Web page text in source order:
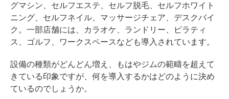
グマシン、セルフエステ、セルフ脱毛、セルフホワイト
ニング、セルフネイル、マッサージチェア、デスクバイ
ク。一部店舗には、カラオケ、ランドリー、ピラティ
ス、ゴルフ、ワークスペースなども導入されています。
設備の種類がどんどん増え、もはやジムの範疇を超えて
きている印象ですが、何を導入するかはどのように決め
ているのでしょうか。